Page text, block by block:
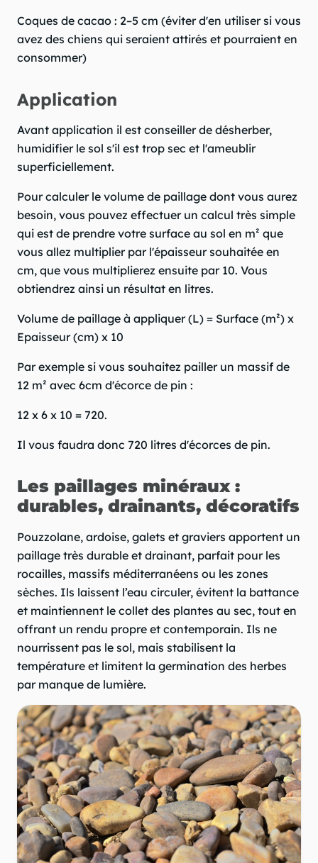
Coques de cacao : 2–5 cm (éviter d'en utiliser si vous
avez des chiens qui seraient attirés et pourraient en
consommer)
Application
Avant application il est conseiller de désherber,
humidifier le sol s'il est trop sec et l'ameublir
superficiellement.
Pour calculer le volume de paillage dont vous aurez
besoin, vous pouvez effectuer un calcul très simple
qui est de prendre votre surface au sol en m² que
vous allez multiplier par l'épaisseur souhaitée en
cm, que vous multiplierez ensuite par 10. Vous
obtiendrez ainsi un résultat en litres.
Volume de paillage à appliquer (L) = Surface (m²) x
Epaisseur (cm) x 10
Par exemple si vous souhaitez pailler un massif de
12 m² avec 6cm d'écorce de pin :
12 x 6 x 10 = 720.
Il vous faudra donc 720 litres d'écorces de pin.
Les paillages minéraux :
durables, drainants, décoratifs
Pouzzolane, ardoise, galets et graviers apportent un
paillage très durable et drainant, parfait pour les
rocailles, massifs méditerranéens ou les zones
sèches. Ils laissent l’eau circuler, évitent la battance
et maintiennent le collet des plantes au sec, tout en
offrant un rendu propre et contemporain. Ils ne
nourrissent pas le sol, mais stabilisent la
température et limitent la germination des herbes
par manque de lumière.